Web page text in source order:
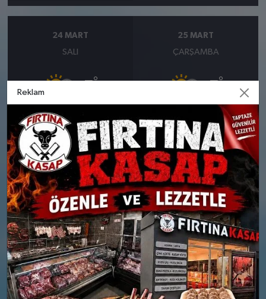
24 MART
SALI
°
Bölgesel düzensiz yağmur
yağışlı
Nem: %98
Rüzgar: 12 km/h
Yağış Olasılığı: %89
25 MART
ÇARŞAMBA
°
Bölgesel düzensiz yağmur
yağışlı
Nem: %91
Rüzgar: 26 km/h
Yağış Olasılığı: %88
26 MART
PERŞEMBE
9°
27 MART
CUMA
9°
Reklam